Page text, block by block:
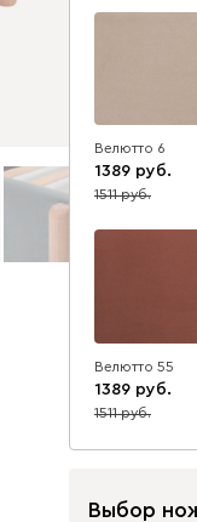
Велютто 6
1389
8
1511
Велютто 55
1389
8
1511
Выбор